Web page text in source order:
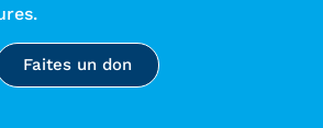
Faites un don